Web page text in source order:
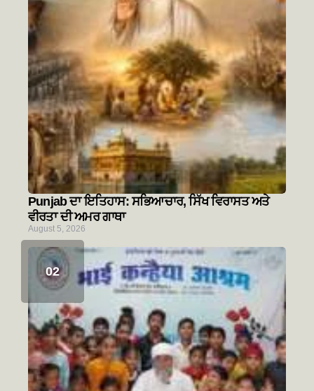
Punjab ਦਾ ਇਤਿਹਾਸ: ਸਭਿਆਚਾਰ, ਸਿੱਖ ਵਿਰਾਸਤ ਅਤੇ
ਵੀਰਤਾ ਦੀ ਅਮਰ ਗਾਥਾ
August 5, 2026